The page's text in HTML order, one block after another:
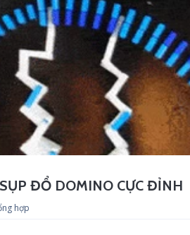
ĐỔ DOMINO CỰC ĐỈNH
hợp